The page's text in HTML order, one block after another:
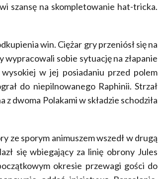
szansę na skompletowanie hat-tricka.
win. Ciężar gry przeniósł się na
wypracowali sobie sytuację na złapanie
w jej posiadaniu przed polem
do niepilnowanego Raphinii. Strzał
dwoma Polakami w składzie schodziła
ze sporym animuszem wszedł w drugą
się wbiegający za linię obrony Jules
okresie przewagi gości do